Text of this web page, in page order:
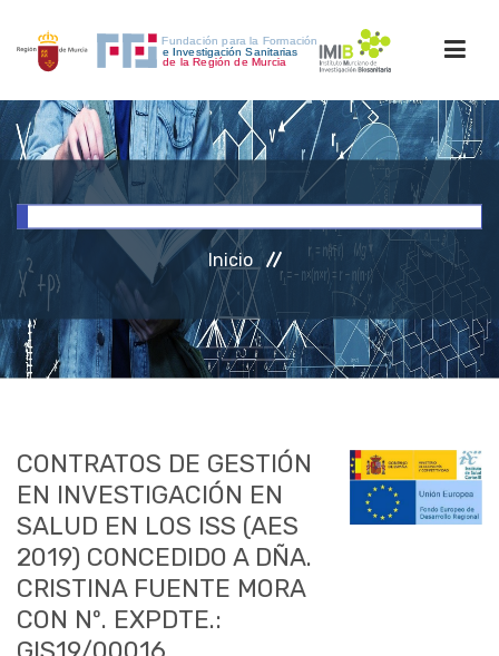
INICIO
INVESTIGACIÓN
RRHH
ACCESO PERSONAL
Inicio
CONTRATOS DE GESTIÓN
EN INVESTIGACIÓN EN
SALUD EN LOS ISS (AES
2019) CONCEDIDO A DÑA.
CRISTINA FUENTE MORA
CON Nº. EXPDTE.: